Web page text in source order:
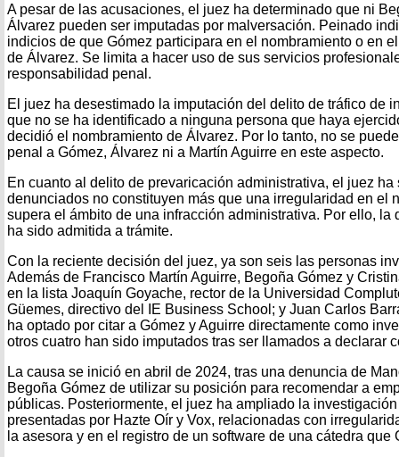
A pesar de las acusaciones, el juez ha determinado que ni
Álvarez pueden ser imputadas por malversación. Peinado
indicios de que Gómez participara en el nombramiento o en
de Álvarez. Se limita a hacer uso de sus servicios
responsabilidad penal.
El juez ha desestimado la imputación del delito de tráfico de
que no se ha identificado a ninguna persona que haya
decidió el nombramiento de Álvarez. Por lo tanto, no se
penal a Gómez, Álvarez ni a Martín Aguirre en este aspecto.
En cuanto al delito de prevaricación administrativa, el juez
denunciados no constituyen más que una irregularidad en el
supera el ámbito de una infracción administrativa. Por ello, la
ha sido admitida a trámite.
Con la reciente decisión del juez, ya son seis las personas
Además de Francisco Martín Aguirre, Begoña Gómez y
en la lista Joaquín Goyache, rector de la Universidad
Güemes, directivo del IE Business School; y Juan Carlos
ha optado por citar a Gómez y Aguirre directamente como
otros cuatro han sido imputados tras ser llamados a declarar
La causa se inició en abril de 2024, tras una denuncia de
Begoña Gómez de utilizar su posición para recomendar a
públicas. Posteriormente, el juez ha ampliado la
presentadas por Hazte Oír y Vox, relacionadas con
la asesora y en el registro de un software de una cátedra que